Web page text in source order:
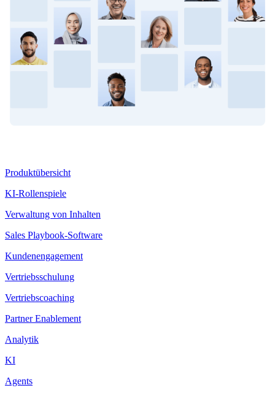
Produktübersicht
KI-Rollenspiele
Verwaltung von Inhalten
Sales Playbook-Software
Kundenengagement
Vertriebsschulung
Vertriebscoaching
Partner Enablement
Analytik
KI
Agents